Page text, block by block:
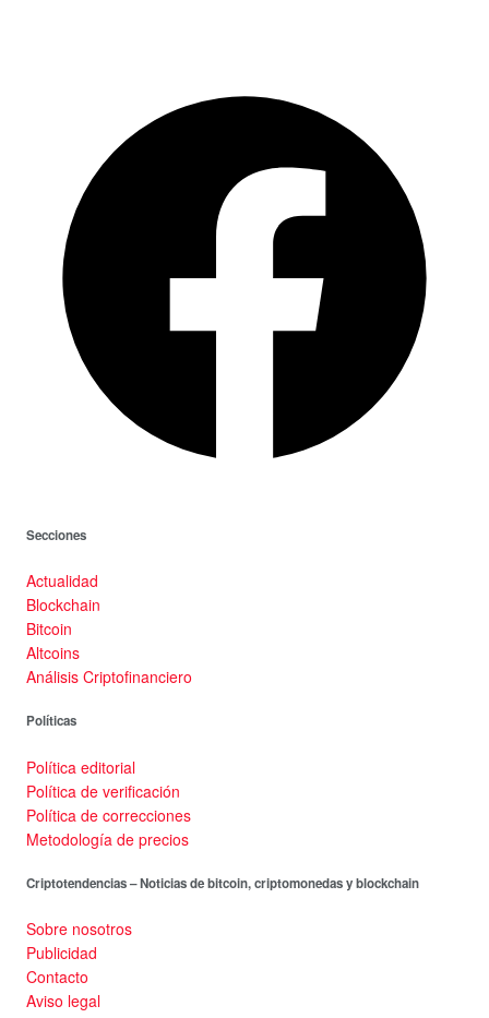
Secciones
Actualidad
Blockchain
Bitcoin
Altcoins
Análisis Criptofinanciero
Políticas
Política editorial
Política de verificación
Política de correcciones
Metodología de precios
Criptotendencias – Noticias de bitcoin, criptomonedas y blockchain
Sobre nosotros
Publicidad
Contacto
Aviso legal